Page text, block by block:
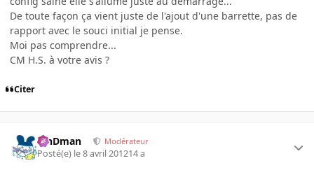
De toute façon ça vient juste de l'ajout d'une barrette, pas de
rapport avec le souci initial je pense.
Moi pas comprendre...
CM H.S. à votre avis ?
Citer
RinDman Modérateur
Posté(e) le 8 avril 201214 a